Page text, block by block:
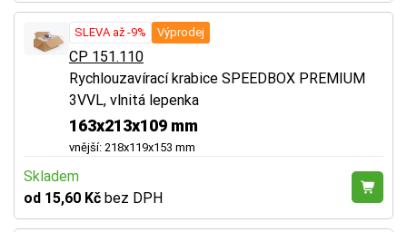
SLEVA až -9% Výprodej
CP 151.110
Rychlouzavírací krabice SPEEDBOX PREMIUM
3VVL, vlnitá lepenka
163x213x109 mm
vnější: 218x119x153 mm
Skladem
od 15,60 Kč bez DPH